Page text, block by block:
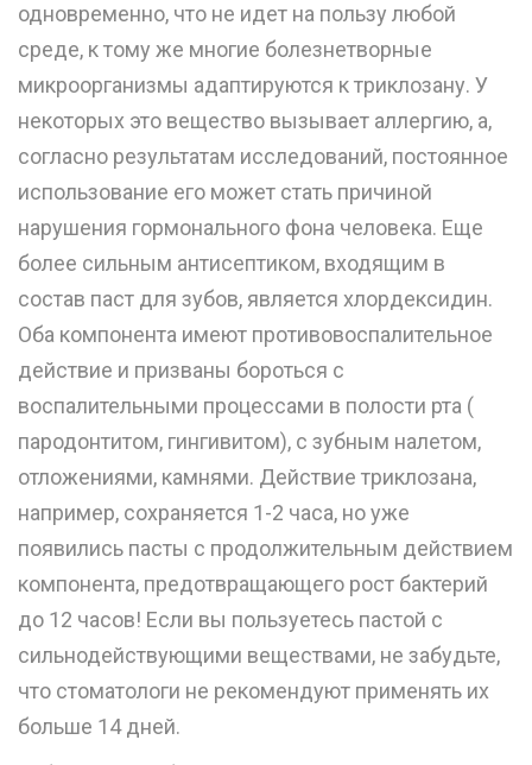
одновременно, что не идет на пользу любой
среде, к тому же многие болезнетворные
микроорганизмы адаптируются к триклозану. У
некоторых это вещество вызывает аллергию, а,
согласно результатам исследований, постоянное
использование его может стать причиной
нарушения гормонального фона человека. Еще
более сильным антисептиком, входящим в
состав паст для зубов, является хлордексидин.
Оба компонента имеют противовоспалительное
действие и призваны бороться с
воспалительными процессами в полости рта (
пародонтитом, гингивитом), с зубным налетом,
отложениями, камнями. Действие триклозана,
например, сохраняется 1-2 часа, но уже
появились пасты с продолжительным действием
компонента, предотвращающего рост бактерий
до 12 часов! Если вы пользуетесь пастой с
сильнодействующими веществами, не забудьте,
что стоматологи не рекомендуют применять их
больше 14 дней.